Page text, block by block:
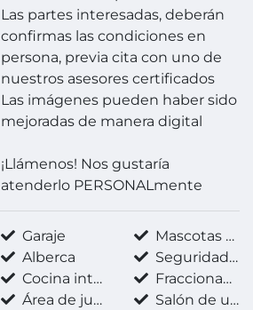
Las partes interesadas, deberán
confirmas las condiciones en
persona, previa cita con uno de
nuestros asesores certificados
Las imágenes pueden haber sido
mejoradas de manera digital
¡Llámenos! Nos gustaría
atenderlo PERSONALmente
Garaje
Mascotas permitidas
Alberca
Seguridad 24 horas
Cocina integral
Fraccionamiento privado
Área de juegos infantiles
Salón de usos múltiples